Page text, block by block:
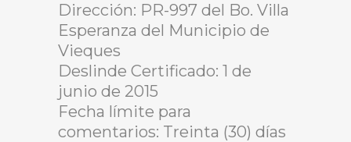
Dirección: PR-997 del Bo. Villa
Esperanza del Municipio de
Vieques
Deslinde Certificado: 1 de
junio de 2015
Fecha límite para
comentarios: Treinta (30) días